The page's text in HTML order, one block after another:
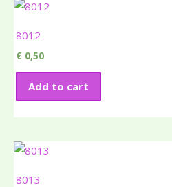
8012
€ 0,50
Add to cart
8013